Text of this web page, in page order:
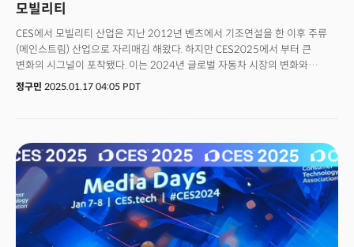
모빌리티
CES에서 모빌리티 산업은 지난 2012년 벤츠에서 기조연설을 한 이후 주류
(메인스트림) 산업으로 자리매김 해왔다. 하지만 CES2025에서 부터 큰
변화의 시그널이 포착됐다. 이는 2024년 글로벌 자동차 시장의 변화와
밀접하게 연관 돼 있다. 2024년 자동차 시장의 정체를 반영하듯, 많은 글로벌
불참했으며, 우리나라의 현대기아차도 전시하지 않았다. 대신, 토요타와
볼보는 기조연설을 통해 참가를 대신했다. 결국, 전시회에 참가한 기존
자동차사는 BMW, 혼다, 지리, 장성자동차 뿐이었고 신생 전기차 회사인 소니-
혼다 모빌리티도 전시를 선보였다. 또 선박, UAM, 로봇 등 다양한 모빌리티
기기에 대한 자동차 기술 확산도 중요한 이슈로 떠올랐다. .기술적으로는
전동화, 자율주행, SDV, 생성형AI, 그리고 모빌리티 기기 확산의 5가지
키워드가 주요 이슈로 부각됐다. 최근 주요 자동차사의 핵심 이슈인 전동화,
정구민 2025.01.17 04:05 PDT